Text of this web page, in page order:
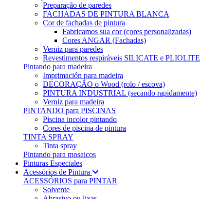
Preparação de paredes
FACHADAS DE PINTURA BLANCA
Cor de fachadas de pintura
Fabricamos sua cor (cores personalizadas)
Cores ANGAR (Fachadas)
Verniz para paredes
Revestimentos respiráveis ​​SILICATE e PLIOLITE
Pintando para madeira
Imprimación para madeira
DECORAÇÃO o Wood (rolo / escova)
PINTURA INDUSTRIAL (secando rapidamente)
Verniz para madeira
PINTANDO para PISCINAS
Piscina incolor pintando
Cores de piscina de pintura
TINTA SPRAY
Tinta spray
Pintando para mosaicos
Pinturas Especiales
Acessórios de Pintura
ACESSÓRIOS para PINTAR
Solvente